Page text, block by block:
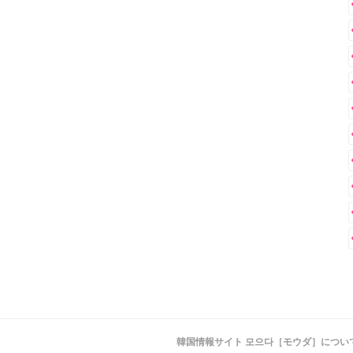
韓国情報サイト 모으다［モウダ］につい